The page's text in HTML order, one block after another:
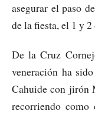
asegurar el paso
de la fiesta, el 1 y 2
De la Cruz
veneración ha
Cahuide con jirón
recorriendo